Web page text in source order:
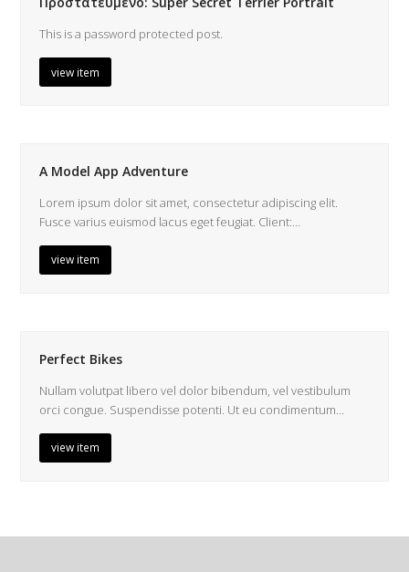
This is a password protected post.
view item
A Model App Adventure
Lorem ipsum dolor sit amet, consectetur adipiscing elit.
Fusce varius euismod lacus eget feugiat. Client:…
view item
Perfect Bikes
Nullam volutpat libero vel dolor bibendum, vel vestibulum
orci congue. Suspendisse potenti. Ut eu condimentum…
view item